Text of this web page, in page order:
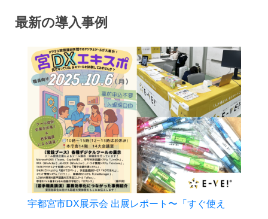
最新の導入事例
宇都宮市DX展示会 出展レポート〜「すぐ使え